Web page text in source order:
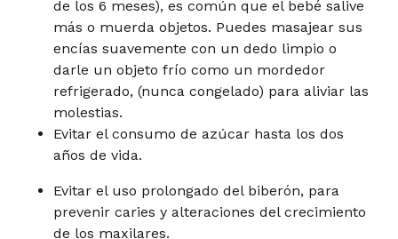
de los 6 meses), es común que el bebé salive
más o muerda objetos. Puedes masajear sus
encías suavemente con un dedo limpio o
darle un objeto frío como un mordedor
refrigerado, (nunca congelado) para aliviar las
molestias.
Evitar el consumo de azúcar hasta los dos
años de vida.
Evitar el uso prolongado del biberón, para
prevenir caries y alteraciones del crecimiento
de los maxilares.